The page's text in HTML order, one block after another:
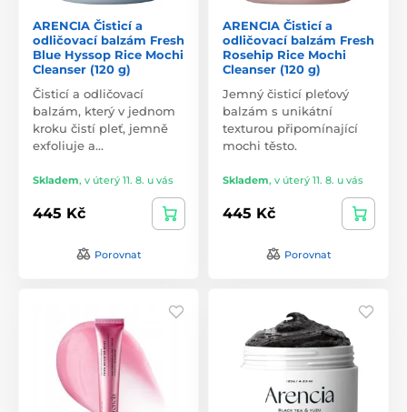
ARENCIA Čisticí a
odličovací balzám Fresh
Blue Hyssop Rice Mochi
Cleanser (120 g)
Čisticí a odličovací
balzám, který v jednom
kroku čistí pleť, jemně
exfoliuje a…
Skladem, v úterý 11. 8. u vás
445 Kč
Porovnat
ARENCIA Čisticí a
odličovací balzám Fresh
Rosehip Rice Mochi
Cleanser (120 g)
Jemný čisticí pleťový
balzám s unikátní
texturou připomínající
mochi těsto.
Skladem, v úterý 11. 8. u vás
445 Kč
Porovnat